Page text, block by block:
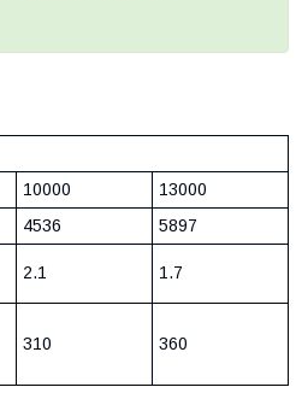
10000
13000
4536
5897
2.1 1.7
310 360